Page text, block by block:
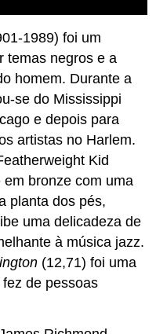
1989) foi um
temas negros e a
homem. Durante a
se do Mississippi
e depois para
artistas no Harlem.
Kid
bronze com uma
planta dos pés,
uma delicadeza de
à música jazz.
(12,71) foi uma
de pessoas